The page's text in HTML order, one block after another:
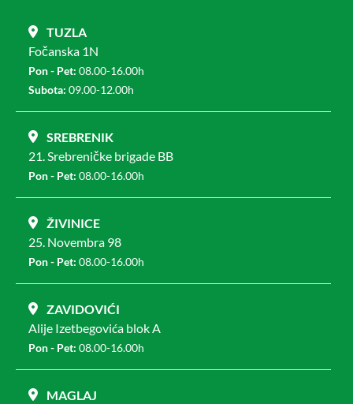
TUZLA
Fočanska 1N
Pon - Pet: 08.00-16.00h
Subota: 09.00-12.00h
SREBRENIK
21. Srebreničke brigade BB
Pon - Pet: 08.00-16.00h
ŽIVINICE
25. Novembra 98
Pon - Pet: 08.00-16.00h
ZAVIDOVIĆI
Alije Izetbegovića blok A
Pon - Pet: 08.00-16.00h
MAGLAJ